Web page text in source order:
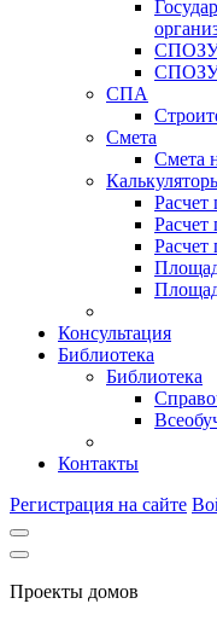
СПОЗУ
СПА
Смета
Смета
Расчет
Расчет
Расчет
Консультация
Библиотека
Библиотека
Контакты
Регистрация на сайте
Проекты домов